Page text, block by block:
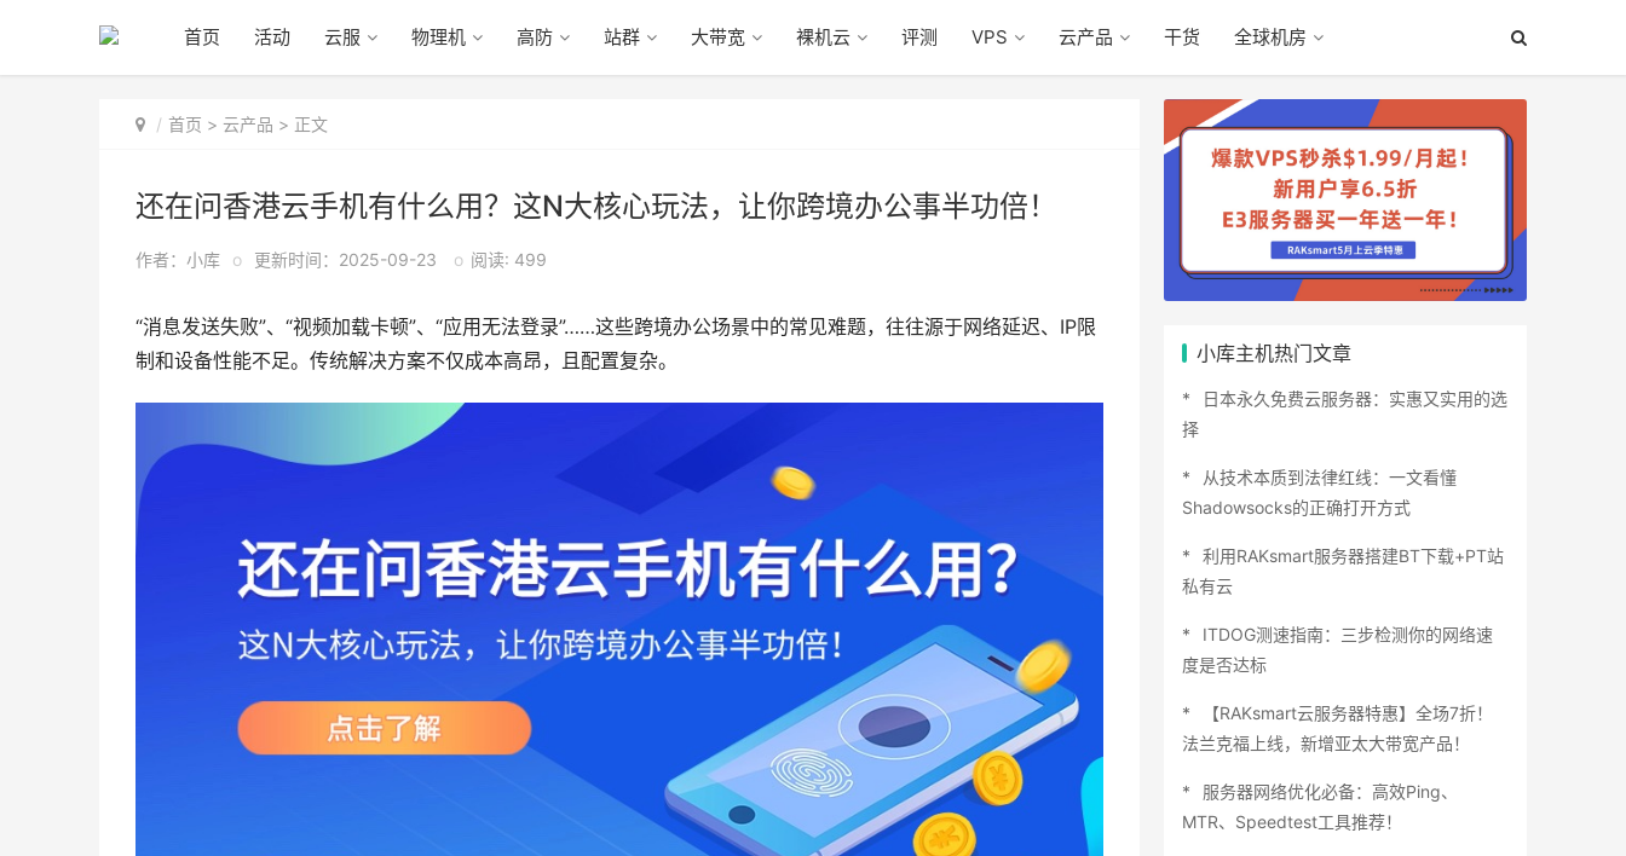
首页 活动 云服 物理机 高防 站群 大带宽 裸机云 评测 VPS 云产品 干货 全球机房
首页 > 云产品 > 正文
还在问香港云手机有什么用？这N大核心玩法，让你跨境办公事半功倍！
作者：小库 o 更新时间：2025-09-23 o 阅读: 499
“消息发送失败”、“视频加载卡顿”、“应用无法登录”……这些跨境办公场景中的常见难题，往往源于网络延迟、IP限
制和设备性能不足。传统解决方案不仅成本高昂，且配置复杂。
小库主机热门文章
日本永久免费云服务器：实惠又实用的选
择
从技术本质到法律红线：一文看懂
Shadowsocks的正确打开方式
利用RAKsmart服务器搭建BT下载+PT站
私有云
ITDOG测速指南：三步检测你的网络速
度是否达标
【RAKsmart云服务器特惠】全场7折！
法兰克福上线，新增亚太大带宽产品！
服务器网络优化必备：高效Ping、
MTR、Speedtest工具推荐！